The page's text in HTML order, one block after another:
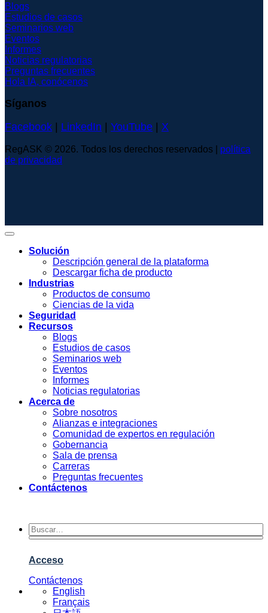
Blogs
Estudios de casos
Seminarios web
Eventos
Informes
Noticias regulatorias
Preguntas frecuentes
Hola IA, conócenos
Síganos
Facebook | LinkedIn | YouTube | X
RegASK © 2026. Todos los derechos reservados | política
de privacidad
Solución
Descripción general de la plataforma
Descargar ficha de producto
Industrias
Productos de consumo
Ciencias de la vida
Seguridad
Recursos
Blogs
Estudios de casos
Seminarios web
Eventos
Informes
Noticias regulatorias
Acerca de
Sobre nosotros
Alianzas e integraciones
Comunidad de expertos en regulación
Gobernancia
Sala de prensa
Carreras
Preguntas frecuentes
Contáctenos
Acceso
Contáctenos
English
Français